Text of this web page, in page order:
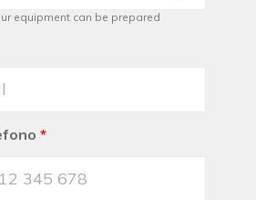
equipment can be prepared
*